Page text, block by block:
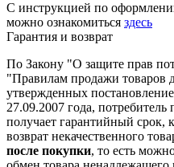
С инструкцией по
можно ознакомиться здесь
Гарантия и возврат
По Закону "О защите прав
"Правилам продажи товаров
утвержденных
27.09.2007 года,
получает гарантийный срок,
возврат некачественного
после покупки, то есть